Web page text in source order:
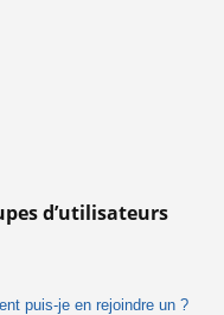
d’utilisateurs
puis-je en rejoindre un ?